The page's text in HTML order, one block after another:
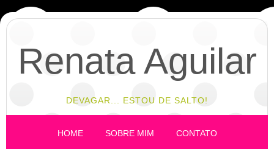
Renata Aguilar
DEVAGAR... ESTOU DE SALTO!
HOME SOBRE MIM CONTATO